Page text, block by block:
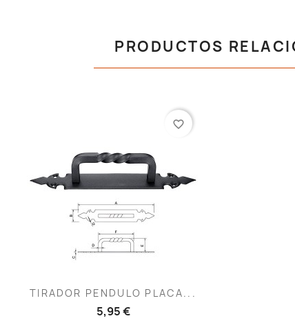
PRODUCTOS
Vista rápida
TIRADOR PENDULO PLACA...
5,95 €
favorite_border